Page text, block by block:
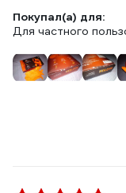
Покупал(а) для:
Для частного